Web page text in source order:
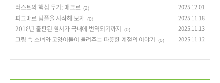
러스트의 핵심 무기: 매크로 (2) 2025.12.01
피그마로 팀플을 시작해 보자 (0) 2025.11.18
2018년 출판된 원서가 국내에 번역되기까지 (0) 2025.11.13
그림 속 소녀와 고양이들이 들려주는 따뜻한 계절의 이야기 (0) 2025.11.12